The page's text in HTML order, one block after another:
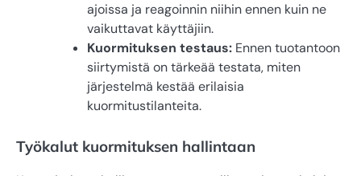
ajoissa ja reagoinnin niihin ennen kuin ne
vaikuttavat käyttäjiin.
Kuormituksen testaus: Ennen tuotantoon
siirtymistä on tärkeää testata, miten
järjestelmä kestää erilaisia
kuormitustilanteita.
Työkalut kuormituksen hallintaan